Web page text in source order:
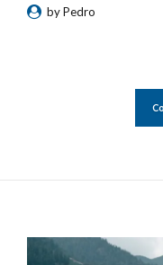
by Pedro